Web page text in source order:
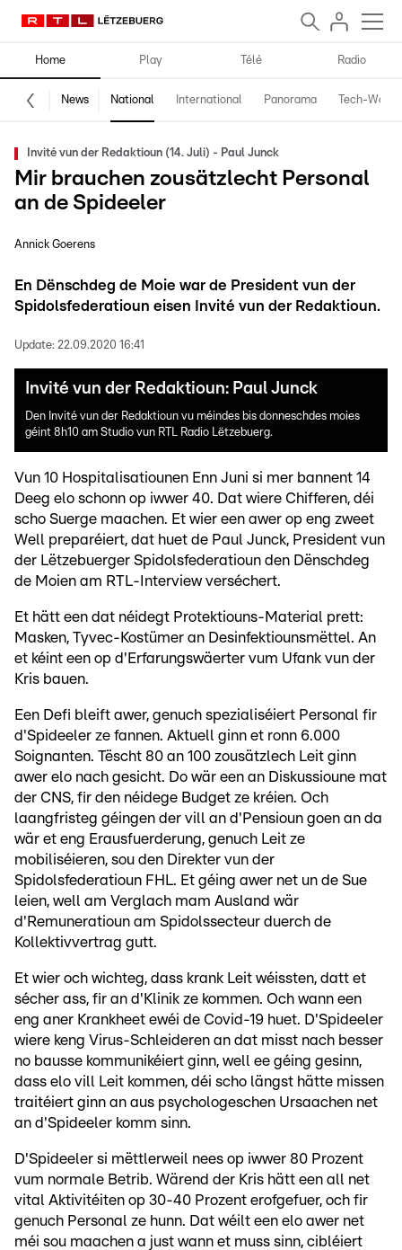
Home Play Télé Radio
News National International Panorama Tech-World
Invité vun der Redaktioun (14. Juli) - Paul Junck
Mir brauchen zousätzlecht Personal
an de Spideeler
Annick Goerens
En Dënschdeg de Moie war de President vun der
Spidolsfederatioun eisen Invité vun der Redaktioun.
Update: 22.09.2020 16:41
Invité vun der Redaktioun: Paul Junck
Den Invité vun der Redaktioun vu méindes bis donneschdes moies
géint 8h10 am Studio vun RTL Radio Lëtzebuerg.
Vun 10 Hospitalisatiounen Enn Juni si mer bannent 14
Deeg elo schonn op iwwer 40. Dat wiere Chifferen, déi
scho Suerge maachen. Et wier een awer op eng zweet
Well preparéiert, dat huet de Paul Junck, President vun
der Lëtzebuerger Spidolsfederatioun den Dënschdeg
de Moien am RTL-Interview verséchert.
Et hätt een dat néidegt Protektiouns-Material prett:
Masken, Tyvec-Kostümer an Desinfektiounsmëttel. An
et kéint een op d'Erfarungswäerter vum Ufank vun der
Kris bauen.
Een Defi bleift awer, genuch spezialiséiert Personal fir
d'Spideeler ze fannen. Aktuell ginn et ronn 6.000
Soignanten. Tëscht 80 an 100 zousätzlech Leit ginn
awer elo nach gesicht. Do wär een an Diskussioune mat
der CNS, fir den néidege Budget ze kréien. Och
laangfristeg géingen der vill an d'Pensioun goen an da
wär et eng Erausfuerderung, genuch Leit ze
mobiliséieren, sou den Direkter vun der
Spidolsfederatioun FHL. Et géing awer net un de Sue
leien, well am Verglach mam Ausland wär
d'Remuneratioun am Spidolssecteur duerch de
Kollektivvertrag gutt.
Et wier och wichteg, dass krank Leit wéissten, datt et
sécher ass, fir an d'Klinik ze kommen. Och wann een
eng aner Krankheet ewéi de Covid-19 huet. D'Spideeler
wiere keng Virus-Schleideren an dat misst nach besser
no bausse kommunikéiert ginn, well ee géing gesinn,
dass elo vill Leit kommen, déi scho längst hätte missen
traitéiert ginn an aus psychologeschen Ursaachen net
an d'Spideeler komm sinn.
D'Spideeler si mëttlerweil nees op iwwer 80 Prozent
vum normale Betrib. Wärend der Kris hätt een all net
vital Aktivitéiten op 30-40 Prozent erofgefuer, och fir
genuch Personal ze hunn. Dat wéilt een elo awer net
méi sou maachen a just wann et muss sinn, cibléiert